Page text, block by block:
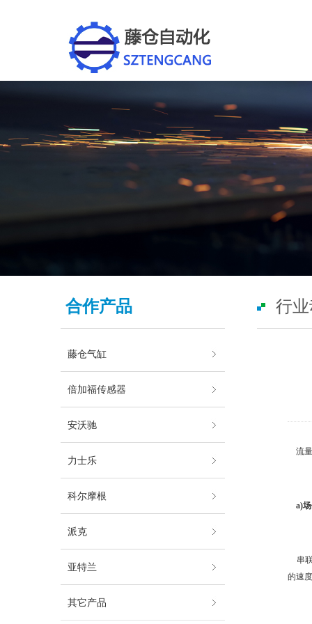
合作产品
藤仓气缸
倍加福传感器
安沃驰
力士乐
科尔摩根
派克
亚特兰
其它产品
行
流量
a)场
串联
的速度